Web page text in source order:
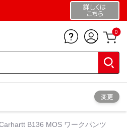
詳しくは
こちら
0
変更
B136 MOS ワークパンツ